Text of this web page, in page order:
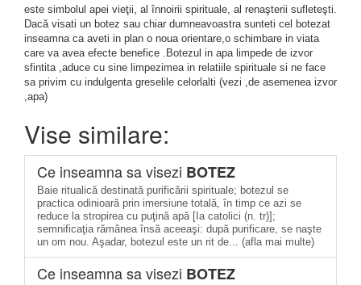
este simbolul apei vieţii, al înnoirii spirituale, al renaşterii sufleteşti.
Dacă visati un botez sau chiar dumneavoastra sunteti cel botezat
inseamna ca aveti in plan o noua orientare,o schimbare in viata
care va avea efecte benefice .Botezul in apa limpede de izvor
sfintita ,aduce cu sine limpezimea in relatiile spirituale si ne face
sa privim cu indulgenta greselile celorlalti (vezi ,de asemenea izvor
,apa)
Vise similare:
Ce inseamna sa visezi BOTEZ
Baie ritualică destinată purificării spirituale; botezul se
practica odinioară prin imersiune totală, în timp ce azi se
reduce la stropirea cu puţină apă [Ia catolici (n. tr)];
semnificaţia rămânea însă aceeaşi: după purificare, se naşte
un om nou. Aşadar, botezul este un rit de... (afla mai multe)
Ce inseamna sa visezi BOTEZ